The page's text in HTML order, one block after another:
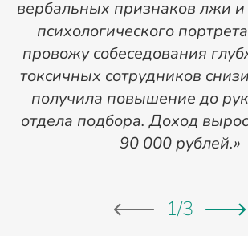
вербальных признаков лжи и
психологического
провожу собеседования
токсичных сотрудников
получила повышение до
отдела подбора. Доход
90 000 рублей.»
1/3